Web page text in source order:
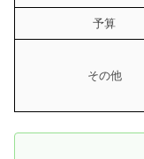
予算
その他